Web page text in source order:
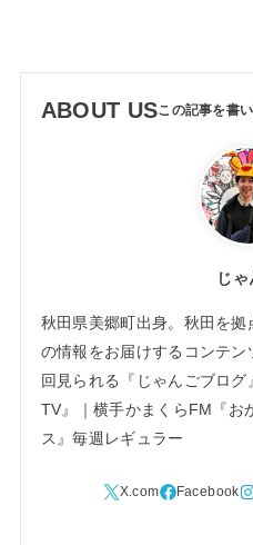
ABOUT US
じ
秋田県美郷町出身。秋田を
の情報をお届けするコンテ
回見られる『じゃんごブロ
TV』｜横手かまくらFM『お
ス』毎週レギュラー